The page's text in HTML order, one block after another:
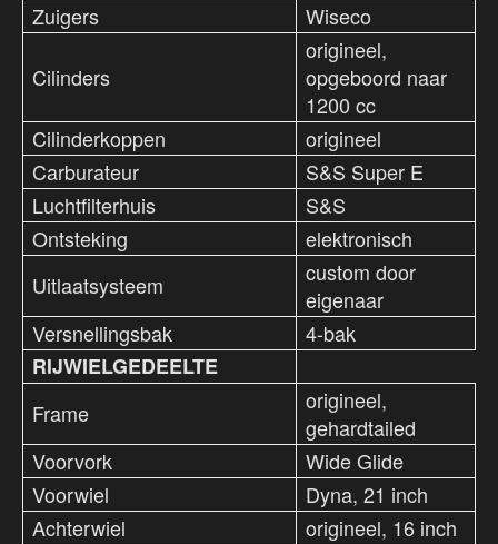
Zuigers
Wiseco
Cilinders
origineel,
opgeboord naar
1200 cc
Cilinderkoppen
origineel
Carburateur
S&S Super E
Luchtfilterhuis
S&S
Ontsteking
elektronisch
Uitlaatsysteem
custom door
eigenaar
Versnellingsbak
4-bak
RIJWIELGEDEELTE
Frame
origineel,
gehardtailed
Voorvork
Wide Glide
Voorwiel
Dyna, 21 inch
Achterwiel
origineel, 16 inch